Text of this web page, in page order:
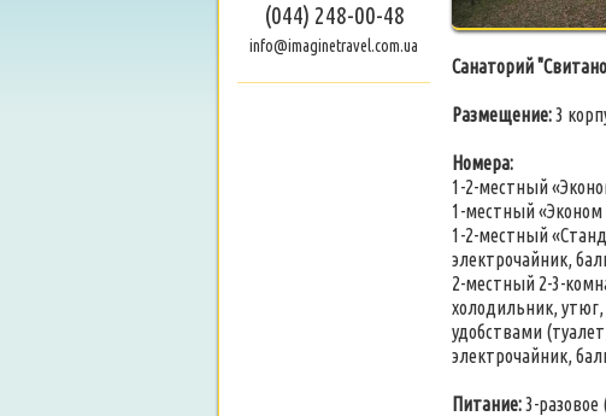
(044) 248-00-48
info@imaginetravel.com.ua
Санаторий
Размещение:3
Номера:
1-2-местный
1-местный «Эконом
1-2-местный
электрочайник,
2-местный 2-3-
холодильник,
удобствами
электрочайник,
Питание:3-разовое